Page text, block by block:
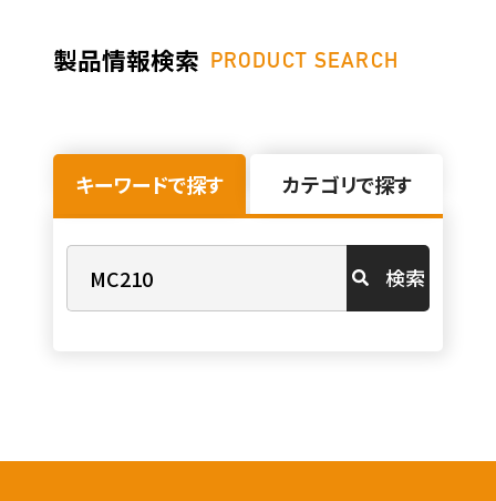
製品情報検索 PRODUCT SEARCH
キーワードで探す カテゴリで探す
検索